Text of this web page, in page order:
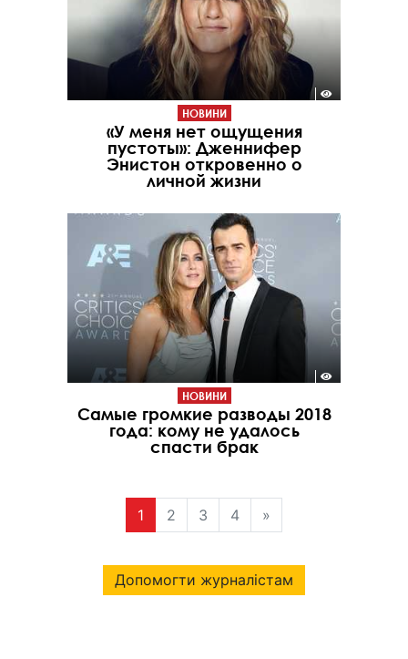
НОВИНИ
«У меня нет ощущения
пустоты»: Дженнифер
Энистон откровенно о
личной жизни
НОВИНИ
Самые громкие разводы 2018
года: кому не удалось
спасти брак
1 2 3 4 »
Допомогти журналістам